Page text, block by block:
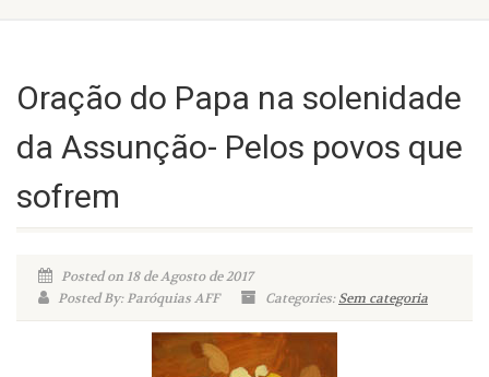
Oração do Papa na solenidade
da Assunção- Pelos povos que
sofrem
Posted on 18 de Agosto de 2017
Posted By: Paróquias AFF
Categories:Sem categoria